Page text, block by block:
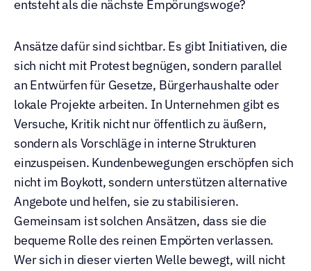
entsteht als die nächste Empörungswoge?
Ansätze dafür sind sichtbar. Es gibt Initiativen, die
sich nicht mit Protest begnügen, sondern parallel
an Entwürfen für Gesetze, Bürgerhaushalte oder
lokale Projekte arbeiten. In Unternehmen gibt es
Versuche, Kritik nicht nur öffentlich zu äußern,
sondern als Vorschläge in interne Strukturen
einzuspeisen. Kundenbewegungen erschöpfen sich
nicht im Boykott, sondern unterstützen alternative
Angebote und helfen, sie zu stabilisieren.
Gemeinsam ist solchen Ansätzen, dass sie die
bequeme Rolle des reinen Empörten verlassen.
Wer sich in dieser vierten Welle bewegt, will nicht